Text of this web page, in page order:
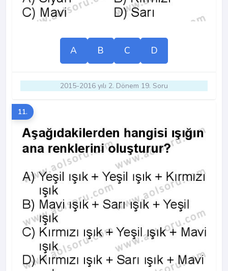
A B C D
2015-2016 yılı 2. Dönem 19. Soru
11.